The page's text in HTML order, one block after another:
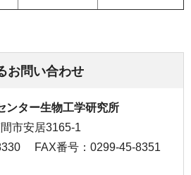
お問い合わせ
ンター生物工学研究所
市安居3165-1
FAX番号：0299-45-8351